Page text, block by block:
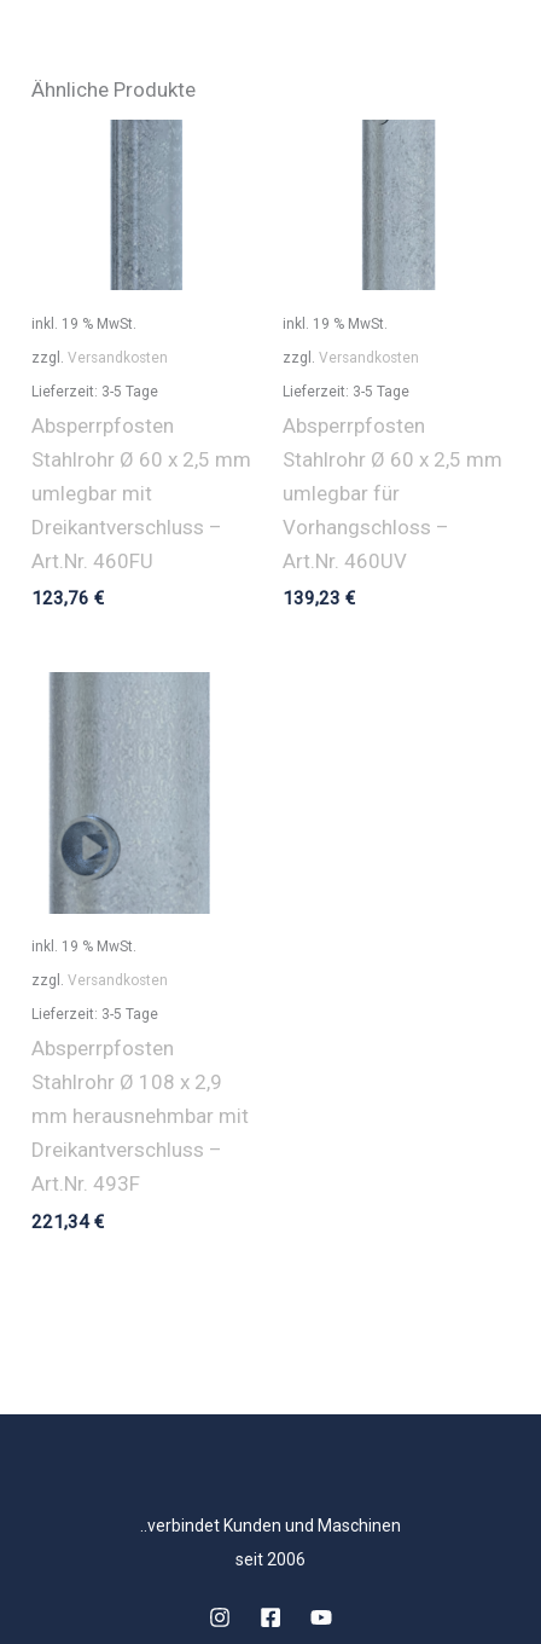
Ähnliche Produkte
inkl. 19 % MwSt.
zzgl.Versandkosten
Lieferzeit: 3-5 Tage
Absperrpfosten
Stahlrohr Ø 60 x 2,5 mm
umlegbar mit
Dreikantverschluss –
Art.Nr. 460FU
123,76€
inkl. 19 % MwSt.
zzgl. Versandkosten
Lieferzeit: 3-5 Tage
Absperrpfosten
Stahlrohr Ø 60 x 2,5 mm
umlegbar für
Vorhangschloss –
Art.Nr. 460UV
139,23 €
inkl. 19 % MwSt.
zzgl.Versandkosten
Lieferzeit: 3-5 Tage
Absperrpfosten
Stahlrohr Ø 108 x 2,9
mm herausnehmbar mit
Dreikantverschluss –
Art.Nr. 493F
221,34€
..verbindet Kunden und Maschinen
seit 2006